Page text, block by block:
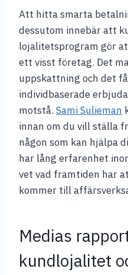
Att hitta smarta
dessutom innebär att
lojalitetsprogram gör
ett visst företag. Det
uppskattning och det
individbaserade
motstå. Sami Sulieman
innan om du vill ställa
någon som kan hjälpa
har lång erfarenhet
vet vad framtiden har
kommer till
Medias
kundlojalitet